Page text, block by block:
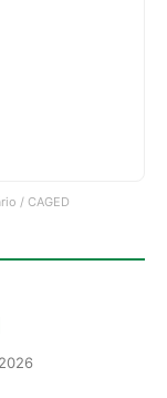
/ CAGED